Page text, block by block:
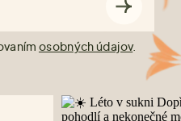
osobných údajov.